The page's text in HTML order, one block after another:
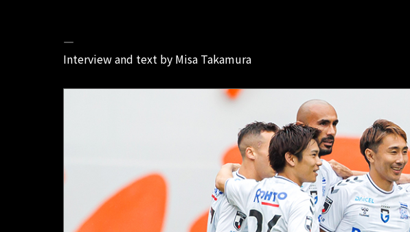
―
Interview and text by Misa Takamura